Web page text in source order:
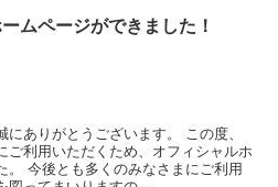
ムページができました！
ありがとうございます。 この度、
ご利用いただくため、オフィシャルホ
。 今後とも多くのみなさまにご利用